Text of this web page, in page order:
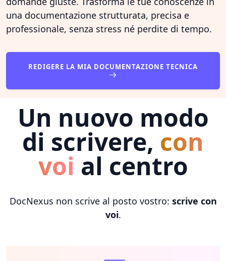
una documentazione strutturata, precisa e
professionale, senza stress né perdite di tempo.
REDIGERE LA MIA DOCUMENTAZIONE TECNICA
Un nuovo modo
di scrivere, con
voi al centro
DocNexus non scrive al posto vostro: scrive con
voi.